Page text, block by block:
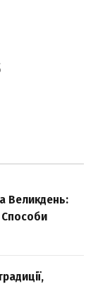
Великдень:
Способи